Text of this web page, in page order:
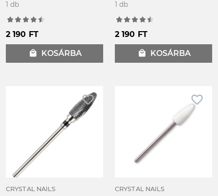
1 db
2 190 FT
local_mall KOSÁRBA
1 db
2 190 FT
local_mall KOSÁRBA
favorite_border
CRYSTAL NAILS
favorite_border
CRYSTAL NAILS